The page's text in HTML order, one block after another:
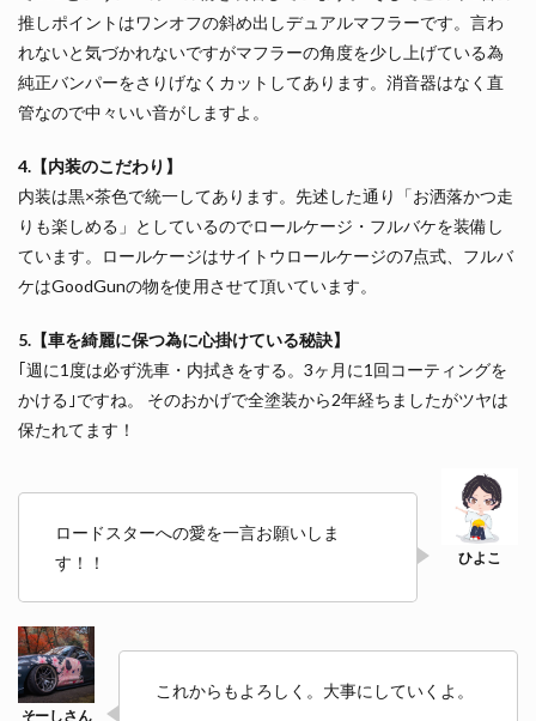
推しポイントはワンオフの斜め出しデュアルマフラーです。言わ
れないと気づかれないですがマフラーの角度を少し上げている為
純正バンパーをさりげなくカットしてあります。消音器はなく直
管なので中々いい音がしますよ。
4.【内装のこだわり】
内装は黒×茶色で統一してあります。先述した通り「お洒落かつ走
りも楽しめる」としているのでロールケージ・フルバケを装備し
ています。ロールケージはサイトウロールケージの7点式、フルバ
ケはGoodGunの物を使用させて頂いています。
5.【車を綺麗に保つ為に心掛けている秘訣】
｢週に1度は必ず洗車・内拭きをする。3ヶ月に1回コーティングを
かける｣ですね。 そのおかげで全塗装から2年経ちましたがツヤは
保たれてます！
ロードスターへの愛を一言お願いしま
す！！
これからもよろしく。大事にしていくよ。